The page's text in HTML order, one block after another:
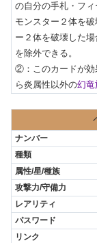
の自分の手札・フィ
モンスター２体を
ー２体を破壊した
を除外できる。
②：このカードが効
ら炎属性以外の幻竜